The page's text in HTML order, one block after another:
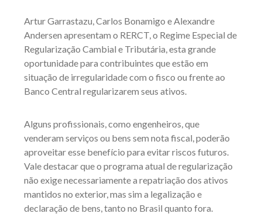
Artur Garrastazu, Carlos Bonamigo e Alexandre
Andersen apresentam o RERCT, o Regime Especial de
Regularização Cambial e Tributária, esta grande
oportunidade para contribuintes que estão em
situação de irregularidade com o fisco ou frente ao
Banco Central regularizarem seus ativos.
Alguns profissionais, como engenheiros, que
venderam serviços ou bens sem nota fiscal, poderão
aproveitar esse benefício para evitar riscos futuros.
Vale destacar que o programa atual de regularização
não exige necessariamente a repatriação dos ativos
mantidos no exterior, mas sim a legalização e
declaração de bens, tanto no Brasil quanto fora.